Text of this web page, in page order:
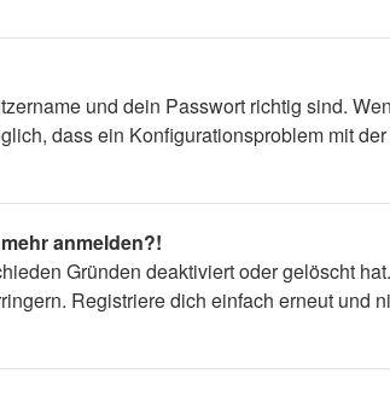
und dein Passwort richtig sind.
dass ein Konfigurationsproblem mit
anmelden?!
Gründen deaktiviert oder gelöscht
Registriere dich einfach erneut und